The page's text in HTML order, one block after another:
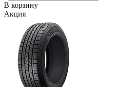
В корзину
Акция